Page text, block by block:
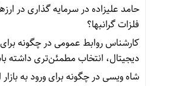
حامد علیزادهدرسرمایه گذاری در
فلزات گرانبها؟
کارشناس روابط عمومیدرچگونه برای
دیجیتال، انتخاب مطمئن‌تری داشته
شاه ویسیدرچگونه برای ورود به